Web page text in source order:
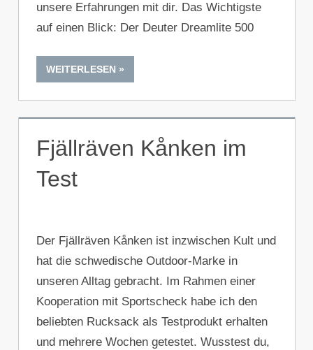
unsere Erfahrungen mit dir. Das Wichtigste
auf einen Blick: Der Deuter Dreamlite 500
WEITERLESEN
Fjällräven Kånken im
Test
Der Fjällräven Kånken ist inzwischen Kult und
hat die schwedische Outdoor-Marke in
unseren Alltag gebracht. Im Rahmen einer
Kooperation mit Sportscheck habe ich den
beliebten Rucksack als Testprodukt erhalten
und mehrere Wochen getestet. Wusstest du,